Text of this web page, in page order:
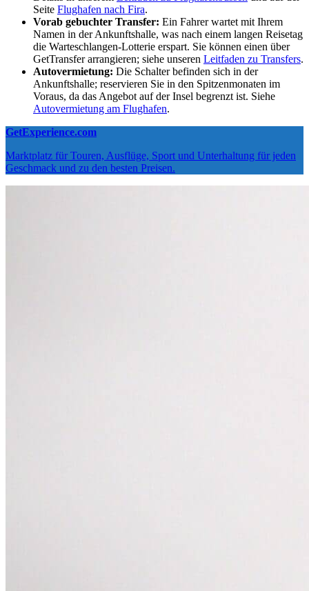
Seite Flughafen nach Fira.
Vorab gebuchter Transfer: Ein Fahrer wartet mit Ihrem
Namen in der Ankunftshalle, was nach einem langen Reisetag
die Warteschlangen-Lotterie erspart. Sie können einen über
GetTransfer arrangieren; siehe unseren Leitfaden zu Transfers.
Autovermietung: Die Schalter befinden sich in der
Ankunftshalle; reservieren Sie in den Spitzenmonaten im
Voraus, da das Angebot auf der Insel begrenzt ist. Siehe
Autovermietung am Flughafen.
GetExperience.com
Marktplatz für Touren, Ausflüge, Sport und Unterhaltung für jeden
Geschmack und zu den besten Preisen.